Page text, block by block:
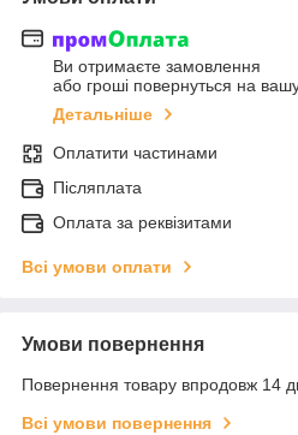
Ви отримаєте замовлення
або гроші повернуться на
Детальніше
Оплатити частинами
Післяплата
Оплата за реквізитами
Всі умови оплати
Умови повернення
Повернення товару впродовж 14
Всі умови повернення